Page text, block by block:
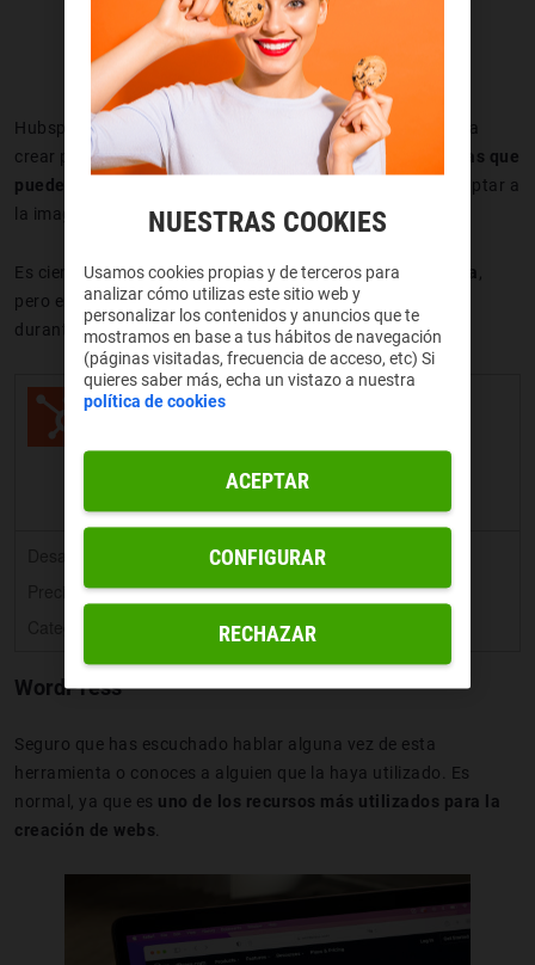
Hubspot es una de las mejores plataformas gratuitas para
crear páginas web y cuenta con
una infinidad de plantillas que
puedes aprovechar
. Gracias a ellas, solo tendrás que adaptar a
la imagen de tu negocio.
Es cierto queal principio puede que se haga un poco bola,
pero en el momento que te plantes delante del ordenador
durante unas horitas, lo vas a entender todo de lujo.
CRM de HubSpot: Crecer mejor
HubSpot, Inc.
Precio:Gratis
Economía y Empresa
WordPress
Seguro que has escuchado hablar alguna vez de esta
herramienta o conoces a alguien que la haya utilizado. Es
normal, ya que es uno de los recursos más utilizados para la
creación de webs.
NUESTRAS COOKIES
Usamos cookies propias y de terceros para
analizar cómo utilizas este sitio web y
personalizar los contenidos y anuncios que te
mostramos en base a tus hábitos de navegación
(páginas visitadas, frecuencia de acceso, etc) Si
quieres saber más, echa un vistazo a nuestra
política de cookies
RECHAZAR
ACEPTAR
CONFIGURAR